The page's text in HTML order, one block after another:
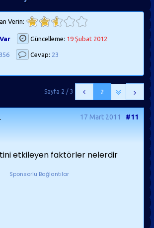
Verin:
Güncelleme: 19 Şubat 2012
Cevap: 23
2
Sayfa 2 / 3
17 Mart 2011 #11
etkileyen faktörler nelerdir
Sponsorlu Bağlantılar